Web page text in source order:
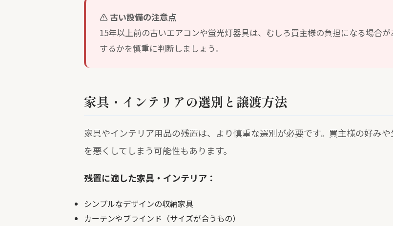
古い設備の注意点
15年以上前の古いエアコンや蛍光灯器具は、むしろ買主様の負担になる場合
するかを慎重に判断しましょう。
家具・インテリアの選別と譲渡方法
家具やインテリア用品の残置は、より慎重な選別が必要です。買主様の好み
を悪くしてしまう可能性もあります。
残置に適した家具・インテリア：
シンプルなデザインの収納家具
カーテンやブラインド（サイズが合うもの）